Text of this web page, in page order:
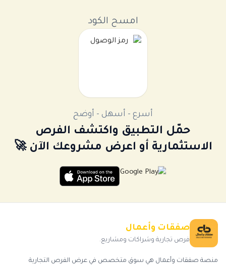
امسح الكود
أسرع - أسهل - أوضح
حمّل التطبيق واكتشف الفرص
الاستثمارية أو اعرض مشروعك الآن 🚀
صفقات وأعمال
فرص تجارية وشراكات ومشاريع.
منصة صفقات وأعمال هي سوق متخصص في عرض الفرص التجارية